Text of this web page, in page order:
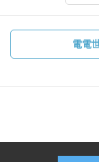
電電